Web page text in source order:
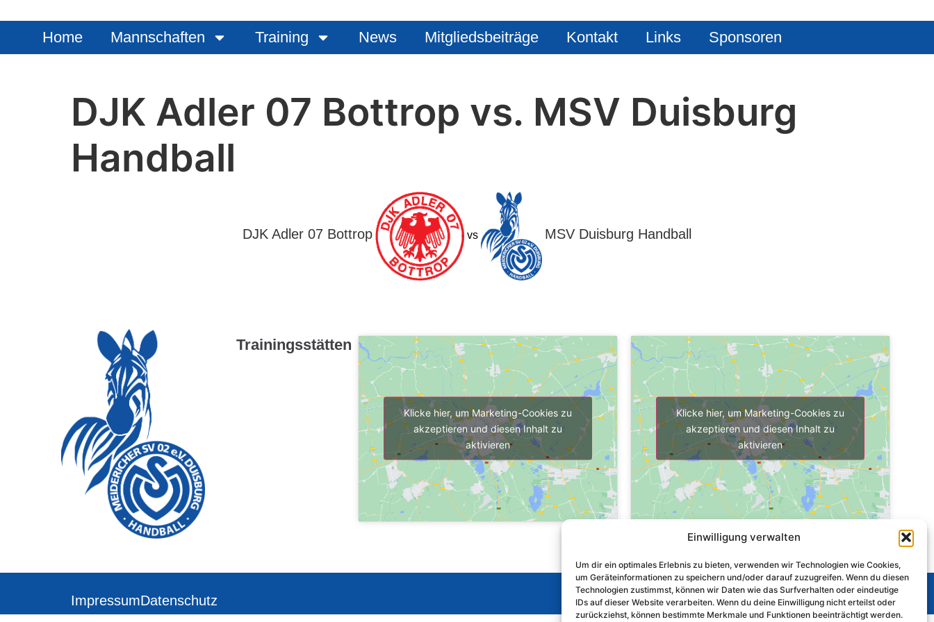
Einwilligung verwalten
Um dir ein optimales Erlebnis zu bieten, verwenden wir Technologien wie Cookies,
um Geräteinformationen zu speichern und/oder darauf zuzugreifen. Wenn du diesen
Technologien zustimmst, können wir Daten wie das Surfverhalten oder eindeutige
IDs auf dieser Website verarbeiten. Wenn du deine Einwilligung nicht erteilst oder
zurückziehst, können bestimmte Merkmale und Funktionen beeinträchtigt werden.
Home Mannschaften Training News Mitgliedsbeiträge Kontakt Links Sponsoren
DJK Adler 07 Bottrop vs. MSV Duisburg
Handball
DJK Adler 07 Bottrop vs MSV Duisburg Handball
Trainingsstätten
Klicke hier, um Marketing-Cookies zu
akzeptieren und diesen Inhalt zu
aktivieren
Klicke hier, um Marketing-Cookies zu
akzeptieren und diesen Inhalt zu
aktivieren
ImpressumDatenschutz